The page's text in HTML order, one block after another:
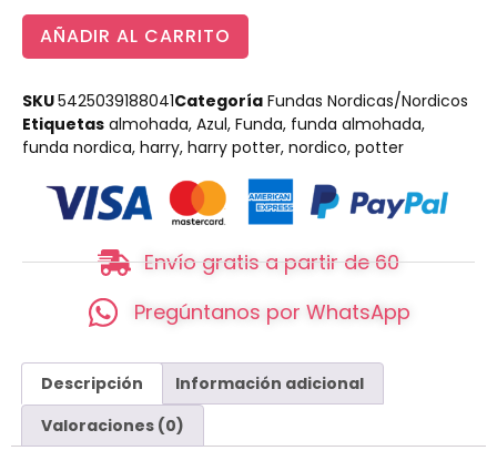
AÑADIR AL CARRITO
SKU5425039188041Categoría Fundas Nordicas/Nordicos
Etiquetas almohada, Azul, Funda, funda almohada,
funda nordica, harry, harry potter, nordico, potter
Envío gratis a partir de 60
Pregúntanos por WhatsApp
Descripción
Información adicional
Valoraciones (0)